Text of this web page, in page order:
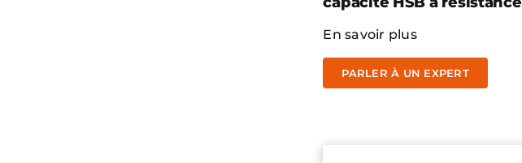
En savoir plus
PARLER À UN EXPERT